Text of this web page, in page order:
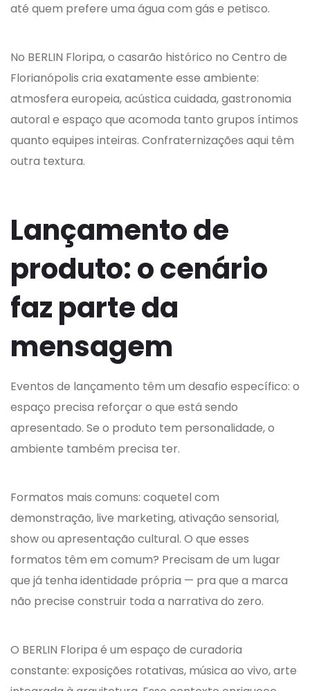
até quem prefere uma água com gás e petisco.
No BERLIN Floripa, o casarão histórico no Centro de
Florianópolis cria exatamente esse ambiente:
atmosfera europeia, acústica cuidada, gastronomia
autoral e espaço que acomoda tanto grupos íntimos
quanto equipes inteiras. Confraternizações aqui têm
outra textura.
Lançamento de
produto: o cenário
faz parte da
mensagem
Eventos de lançamento têm um desafio específico: o
espaço precisa reforçar o que está sendo
apresentado. Se o produto tem personalidade, o
ambiente também precisa ter.
Formatos mais comuns: coquetel com
demonstração, live marketing, ativação sensorial,
show ou apresentação cultural. O que esses
formatos têm em comum? Precisam de um lugar
que já tenha identidade própria — pra que a marca
não precise construir toda a narrativa do zero.
O BERLIN Floripa é um espaço de curadoria
constante: exposições rotativas, música ao vivo, arte